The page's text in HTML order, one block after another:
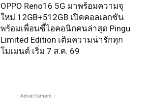
OPPO Reno16 5G มาพร้อมความจุ
ใหม่ 12GB+512GB เปิดคอลเลกชัน
พร้อมเพื่อนซี้ไอคอนิกคนล่าสุด Pingu
Limited Edition เติมความน่ารักทุก
โมเมนต์ เริ่ม 7 ส.ค. 69
- Advertisment -